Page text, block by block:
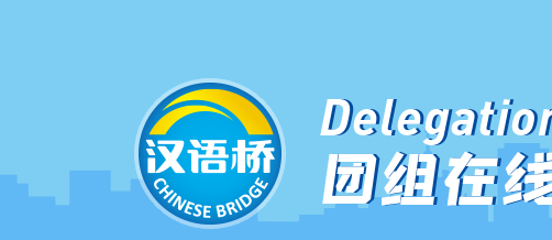
团组在